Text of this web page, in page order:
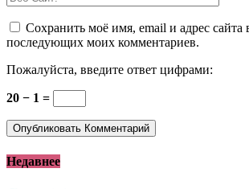
Сохранить моё имя, email и адрес сайта
последующих моих комментариев.
Пожалуйста, введите ответ цифрами:
20 − 1 =
Недавнее